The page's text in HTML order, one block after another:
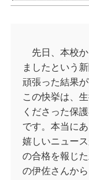
先日、本校か
ましたという
頑張った結果
この快挙は、
くださった保
です。本当に
嬉しいニュー
の合格を報じ
の伊佐さんか